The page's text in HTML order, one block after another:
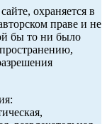
охраняется в
праве и не
бы то ни было